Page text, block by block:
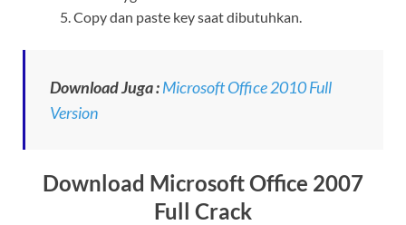
Copy dan paste key saat dibutuhkan.
Download Juga :Microsoft Office 2010 Full
Version
Download Microsoft Office 2007
Full Crack